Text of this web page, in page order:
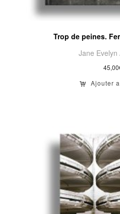
Trop de peines.
Jane Evelyn
45,00
Ajouter